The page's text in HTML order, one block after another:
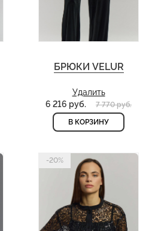
БРЮКИ VELUR
Удалить
6 216 руб.
7 770 руб.
В КОРЗИНУ
-20%